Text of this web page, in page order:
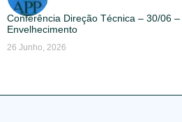
Conferência Direção Técnica – 30/06
Envelhecimento
26 Junho, 2026